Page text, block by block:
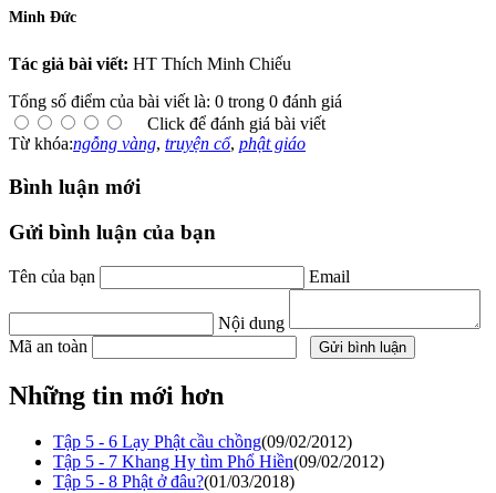
Minh Ðức
Tác giả bài viết: HT Thích Minh Chiếu
Tổng số điểm của bài viết là: 0 trong 0 đánh giá
Click để đánh giá bài viết
Từ khóa:ngỗng vàng, truyện cổ, phật giáo
Bình luận mới
Gửi bình luận của bạn
Tên của bạn Email
Nội dung
Mã an toàn
Những tin mới hơn
Tập 5 - 6 Lạy Phật cầu chồng(09/02/2012)
Tập 5 - 7 Khang Hy tìm Phổ Hiền(09/02/2012)
Tập 5 - 8 Phật ở đâu?(01/03/2018)